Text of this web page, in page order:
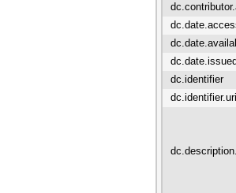
dc.date.issued
dc.identifier
dc.identifier.uri